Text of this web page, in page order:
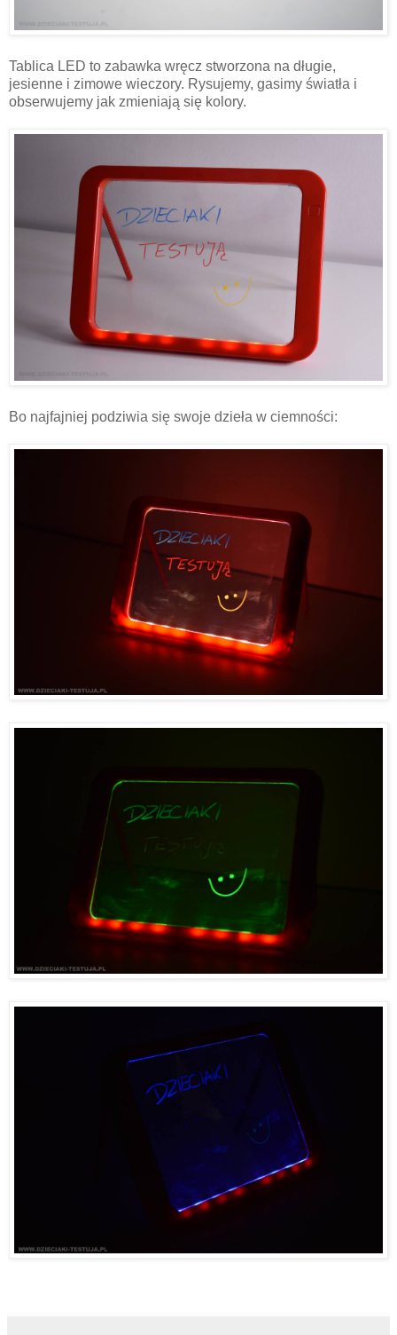
Tablica LED to zabawka wręcz stworzona na długie,
jesienne i zimowe wieczory. Rysujemy, gasimy światła i
obserwujemy jak zmieniają się kolory.
Bo najfajniej podziwia się swoje dzieła w ciemności: